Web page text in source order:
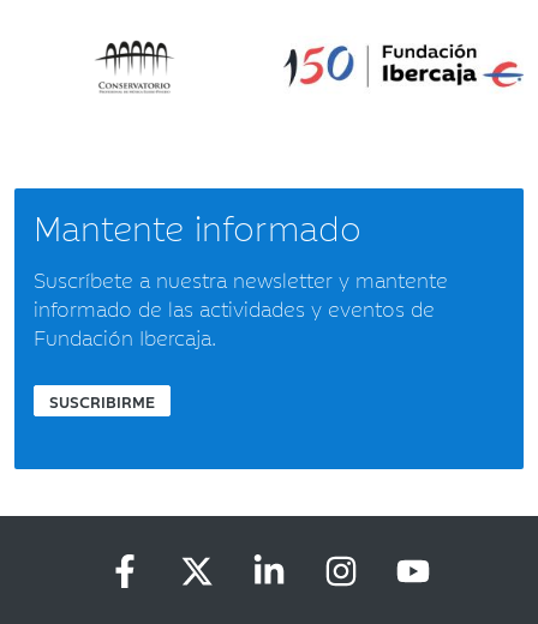
Mantente informado
Suscríbete a nuestra newsletter y mantente
informado de las actividades y eventos de
Fundación Ibercaja.
SUSCRIBIRME